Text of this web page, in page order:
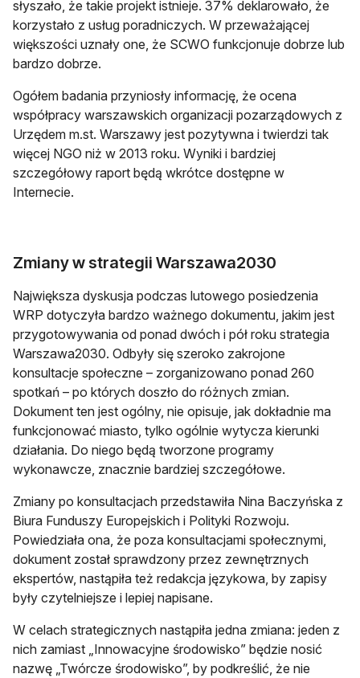
słyszało, że takie projekt istnieje. 37% deklarowało, że
korzystało z usług poradniczych. W przeważającej
większości uznały one, że SCWO funkcjonuje dobrze lub
bardzo dobrze.
Ogółem badania przyniosły informację, że ocena
współpracy warszawskich organizacji pozarządowych z
Urzędem m.st. Warszawy jest pozytywna i twierdzi tak
więcej NGO niż w 2013 roku. Wyniki i bardziej
szczegółowy raport będą wkrótce dostępne w
Internecie.
Zmiany w strategii Warszawa2030
Największa dyskusja podczas lutowego posiedzenia
WRP dotyczyła bardzo ważnego dokumentu, jakim jest
przygotowywania od ponad dwóch i pół roku strategia
Warszawa2030. Odbyły się szeroko zakrojone
konsultacje społeczne – zorganizowano ponad 260
spotkań – po których doszło do różnych zmian.
Dokument ten jest ogólny, nie opisuje, jak dokładnie ma
funkcjonować miasto, tylko ogólnie wytycza kierunki
działania. Do niego będą tworzone programy
wykonawcze, znacznie bardziej szczegółowe.
Zmiany po konsultacjach przedstawiła Nina Baczyńska z
Biura Funduszy Europejskich i Polityki Rozwoju.
Powiedziała ona, że poza konsultacjami społecznymi,
dokument został sprawdzony przez zewnętrznych
ekspertów, nastąpiła też redakcja językowa, by zapisy
były czytelniejsze i lepiej napisane.
W celach strategicznych nastąpiła jedna zmiana: jeden z
nich zamiast „Innowacyjne środowisko” będzie nosić
nazwę „Twórcze środowisko”, by podkreślić, że nie